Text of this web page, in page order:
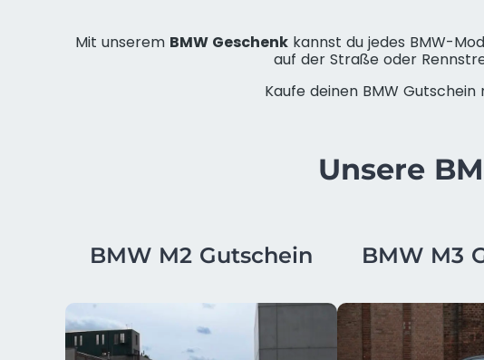
Mit unserem BMW Geschenkkannst du jedes BMW-
auf der Straße oder
Kaufe deinen BMW
Unsere
BMW M2 Gutschein BMW M3